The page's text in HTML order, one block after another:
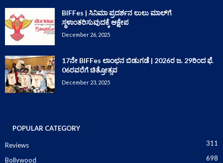
BIFFes | ಸಿನಿಮಾ ಪ್ರದರ್ಶನ ಲುಲು ಮಾಲ್‌ಗೆ
ಸ್ಥಳಾಂತರಿಸುವುದಕ್ಕೆ ಆಕ್ಷೇಪ
December 26, 2025
17ನೇ BIFFes ಲಾಂಛನ ಬಿಡುಗಡೆ | 2026ರ ಜ. 29ರಿಂದ ಫೆ.
06ರವರೆಗೆ ಚಿತ್ರೋತ್ಸವ
December 23, 2025
POPULAR CATEGORY
Reviews 311
Bollywood 698